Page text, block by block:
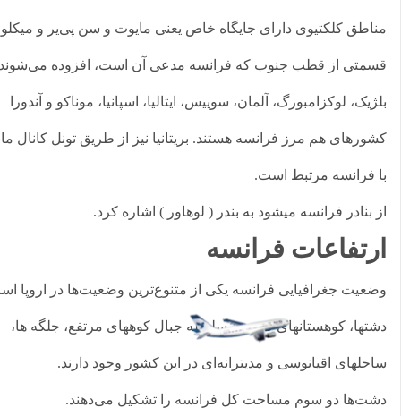
کلکتیوی دارای جایگاه خاص یعنی مایوت و سن پی‌یر و میکلون و
از قطب جنوب که فرانسه مدعی آن است، افزوده می‌شوند.
لوکزامبورگ، آلمان، سوییس، ایتالیا، اسپانیا، موناکو و آندورا
هم مرز فرانسه هستند. بریتانیا نیز از طریق تونل کانال مانش
فرانسه مرتبط است.
بنادر فرانسه ميشود به بندر ( لوهاور ) اشاره كرد.
فرانسه
جغرافیایی فرانسه یکی از متنوع‌ترین وضعیت‌ها در اروپا است:
کوهستانهای قدیمی، سلسله جبال کوههای مرتفع، جلگه ها،
اقیانوسی و مدیترانه‌ای در این کشور وجود دارند.
دو سوم مساحت کل فرانسه را تشکیل می‌دهند.